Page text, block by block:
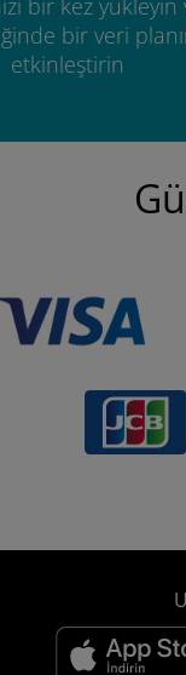
bir kez yükleyin
bir veri
etkinleştirin